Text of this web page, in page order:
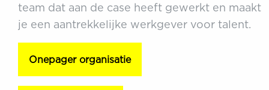
team dat aan de case heeft gewerkt en maakt
je een aantrekkelijke werkgever voor talent.
Onepager organisatie